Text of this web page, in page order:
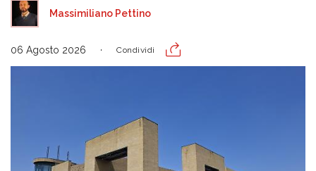
Massimiliano Pettino
06 Agosto 2026 Condividi